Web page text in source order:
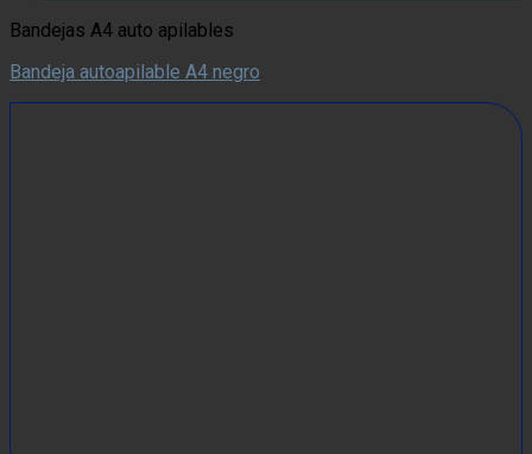
Bandejas A4 auto apilables
Bandeja autoapilable A4 negro